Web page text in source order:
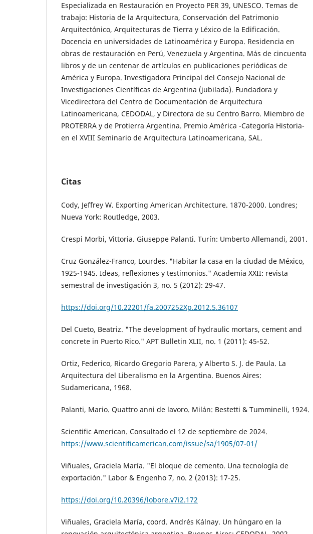
Especializada en Restauración en Proyecto PER 39, UNESCO. Temas de
trabajo: Historia de la Arquitectura, Conservación del Patrimonio
Arquitectónico, Arquitecturas de Tierra y Léxico de la Edificación.
Docencia en universidades de Latinoamérica y Europa. Residencia en
obras de restauración en Perú, Venezuela y Argentina. Más de cincuenta
libros y de un centenar de artículos en publicaciones periódicas de
América y Europa. Investigadora Principal del Consejo Nacional de
Investigaciones Científicas de Argentina (jubilada). Fundadora y
Vicedirectora del Centro de Documentación de Arquitectura
Latinoamericana, CEDODAL, y Directora de su Centro Barro. Miembro de
PROTERRA y de Protierra Argentina. Premio América -Categoría Historia-
en el XVIII Seminario de Arquitectura Latinoamericana, SAL.
Citas
Cody, Jeffrey W. Exporting American Architecture. 1870-2000. Londres;
Nueva York: Routledge, 2003.
Crespi Morbi, Vittoria. Giuseppe Palanti. Turín: Umberto Allemandi, 2001.
Cruz González-Franco, Lourdes. "Habitar la casa en la ciudad de México,
1925-1945. Ideas, reflexiones y testimonios." Academia XXII: revista
semestral de investigación 3, no. 5 (2012): 29-47.
https://doi.org/10.22201/fa.2007252Xp.2012.5.36107
Del Cueto, Beatriz. "The development of hydraulic mortars, cement and
concrete in Puerto Rico." APT Bulletin XLII, no. 1 (2011): 45-52.
Ortiz, Federico, Ricardo Gregorio Parera, y Alberto S. J. de Paula. La
Arquitectura del Liberalismo en la Argentina. Buenos Aires:
Sudamericana, 1968.
Palanti, Mario. Quattro anni de lavoro. Milán: Bestetti & Tumminelli, 1924.
Scientific American. Consultado el 12 de septiembre de 2024.
https://www.scientificamerican.com/issue/sa/1905/07-01/
Viñuales, Graciela María. "El bloque de cemento. Una tecnología de
exportación." Labor & Engenho 7, no. 2 (2013): 17-25.
https://doi.org/10.20396/lobore.v7i2.172
Viñuales, Graciela María, coord. Andrés Kálnay. Un húngaro en la